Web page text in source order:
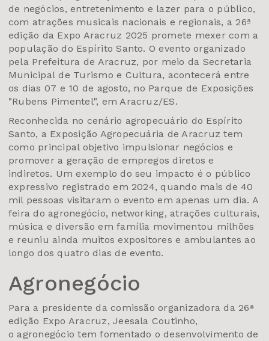
de negócios, entretenimento e lazer para o público,
com atrações musicais nacionais e regionais, a 26ª
edição da Expo Aracruz 2025 promete mexer com a
população do Espírito Santo. O evento organizado
pela Prefeitura de Aracruz, por meio da Secretaria
Municipal de Turismo e Cultura, acontecerá entre
os dias 07 e 10 de agosto, no Parque de Exposições
"Rubens Pimentel", em Aracruz/ES.
Reconhecida no cenário agropecuário do Espírito
Santo, a Exposição Agropecuária de Aracruz tem
como principal objetivo impulsionar negócios e
promover a geração de empregos diretos e
indiretos. Um exemplo do seu impacto é o público
expressivo registrado em 2024, quando mais de 40
mil pessoas visitaram o evento em apenas um dia. A
feira do agronegócio, networking, atrações culturais,
música e diversão em família movimentou milhões
e reuniu ainda muitos expositores e ambulantes ao
longo dos quatro dias de evento.
Agronegócio
Para a presidente da comissão organizadora da 26ª
edição Expo Aracruz, Jeesala Coutinho,
o agronegócio tem fomentado o desenvolvimento de